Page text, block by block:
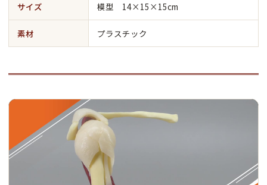
サイズ 模型 14×15×15cm
素材 プラスチック